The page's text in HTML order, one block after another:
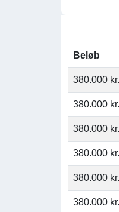
Beløb
380.000 kr.
380.000 kr.
380.000 kr.
380.000 kr.
380.000 kr.
380.000 kr.